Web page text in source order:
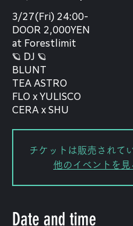
3/27(Fri) 24:00-
DOOR 2,000YEN
at Forestlimit
🪐 DJ 🪐
BLUNT
TEA ASTRO
FLO x YULISCO
CERA x SHU
チケットは販売されて
他のイベントを見
Date and time